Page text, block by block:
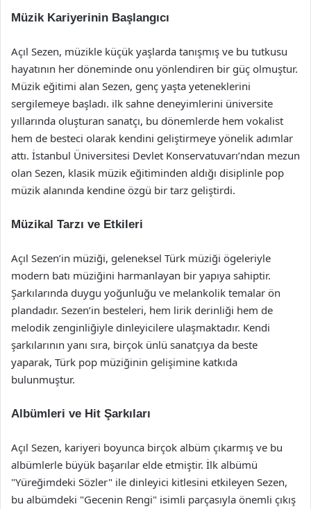
Müzik Kariyerinin Başlangıcı
Açıl Sezen, müzikle küçük yaşlarda tanışmış ve bu tutkusu
hayatının her döneminde onu yönlendiren bir güç olmuştur.
Müzik eğitimi alan Sezen, genç yaşta yeteneklerini
sergilemeye başladı. ilk sahne deneyimlerini üniversite
yıllarında oluşturan sanatçı, bu dönemlerde hem vokalist
hem de besteci olarak kendini geliştirmeye yönelik adımlar
attı. İstanbul Üniversitesi Devlet Konservatuvarı’ndan mezun
olan Sezen, klasik müzik eğitiminden aldığı disiplinle pop
müzik alanında kendine özgü bir tarz geliştirdi.
Müzikal Tarzı ve Etkileri
Açıl Sezen’in müziği, geleneksel Türk müziği ögeleriyle
modern batı müziğini harmanlayan bir yapıya sahiptir.
Şarkılarında duygu yoğunluğu ve melankolik temalar ön
plandadır. Sezen’in besteleri, hem lirik derinliği hem de
melodik zenginliğiyle dinleyicilere ulaşmaktadır. Kendi
şarkılarının yanı sıra, birçok ünlü sanatçıya da beste
yaparak, Türk pop müziğinin gelişimine katkıda
bulunmuştur.
Albümleri ve Hit Şarkıları
Açıl Sezen, kariyeri boyunca birçok albüm çıkarmış ve bu
albümlerle büyük başarılar elde etmiştir. İlk albümü
"Yüreğimdeki Sözler" ile dinleyici kitlesini etkileyen Sezen,
bu albümdeki "Gecenin Rengi" isimli parçasıyla önemli çıkış